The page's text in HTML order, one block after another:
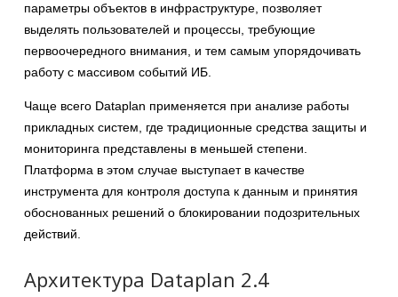
параметры объектов в инфраструктуре, позволяет
выделять пользователей и процессы, требующие
первоочередного внимания, и тем самым упорядочивать
работу с массивом событий ИБ.
Чаще всего Dataplan применяется при анализе работы
прикладных систем, где традиционные средства защиты и
мониторинга представлены в меньшей степени.
Платформа в этом случае выступает в качестве
инструмента для контроля доступа к данным и принятия
обоснованных решений о блокировании подозрительных
действий.
Архитектура Dataplan 2.4